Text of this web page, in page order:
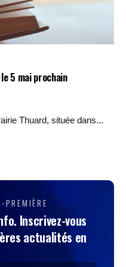
5 mai prochain
Thuard, située dans...
PREMIÈRE
Inscrivez-vous
actualités en